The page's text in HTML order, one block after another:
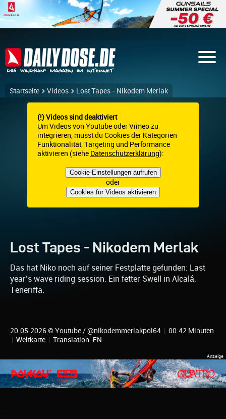
Startseite Videos Lost Tapes - Nikodem Merlak
(!) Videos sind deaktiviert
Um Videos von Youtube oder Vimeo zu
integrieren, musst du Cookies der Kategorien
Funktionalität, Targeting und Performance
aktivieren (siehe Datenschutzerklärung):
Cookie-Einstellungen aufrufen
oder
Cookies für Videos aktivieren
Lost Tapes - Nikodem Merlak
Das hat Niko noch auf seiner Festplatte gefunden: Last
year’s wave riding session. Ein fetter Swell in Alcalá,
Teneriffa.
20.05.2026 © Youtube / @nikodemmerlakpol64 | 00:42 Minuten
| Weltkarte | Translation: EN